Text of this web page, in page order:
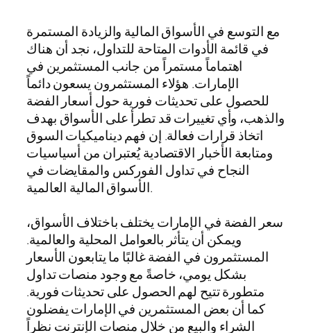
مع التوسع في الأسواق المالية والزيادة المستمرة
في قائمة الأدوات المتاحة للتداول، نجد أن هناك
اهتماماً مستمراً من جانب المستثمرين في
الإمارات. هؤلاء المستثمرون يسعون دائماً
للحصول على تحديثات فورية حول أسعار الفضة
والذهب، وأي تغييرات قد تطرأ على الأسواق بهدف
اتخاذ قرارات فعالة. إن فهم ديناميكيات السوق
ومتابعة الأخبار الاقتصادية يُعتبران من أسياسيات
النجاح في تداول الفوركس والمقايضات في
الأسواق المالية العالمية.
سعر الفضة في الإمارات يختلف باختلاف الأسواق،
ويمكن أن يتأثر بالعوامل المحلية والعالمية.
المستثمرون في الفضة غالبًا ما يتابعون الأسعار
بشكل يومي، خاصةً مع وجود منصات تداول
متطورة تتيح لهم الحصول على تحديثات فورية.
كما أن بعض المستثمرين في الإمارات يفضلون
الشراء والبيع من خلال منصات الإنترنت نظراً